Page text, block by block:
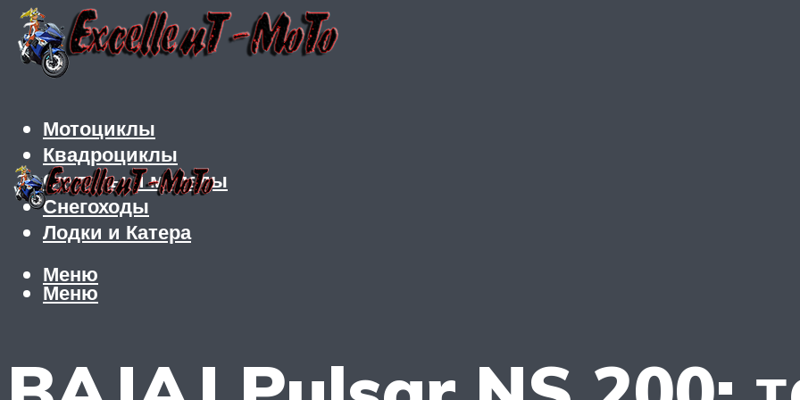
Мотоциклы
Квадроциклы
Скутеры и мопеды
Снегоходы
Лодки и Катера
Меню
Меню